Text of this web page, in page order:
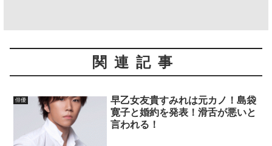
関連記事
俳優
早乙女友貴すみれは元カノ！島袋
寛子と婚約を発表！滑舌が悪いと
言われる！